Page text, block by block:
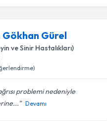
Gökhan Gürel
ve Sinir Hastalıkları)
problemi nedeniyle
Devamı